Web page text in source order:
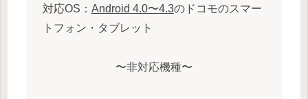
対応OS： Android 4.0〜4.3のドコモのスマー
トフォン・タブレット
〜非対応機種〜